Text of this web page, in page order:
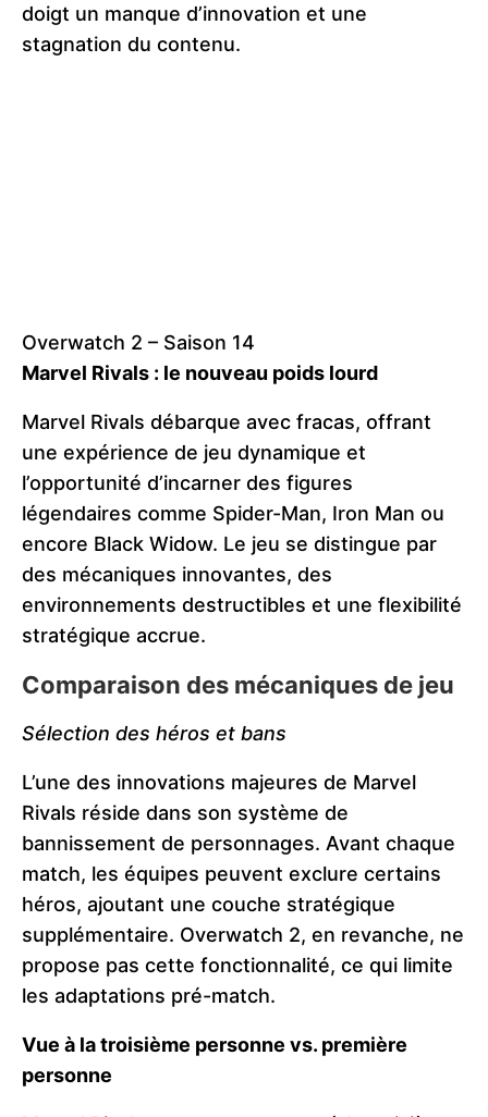
doigt un manque d’innovation et une
stagnation du contenu.
Overwatch 2 – Saison 14
Marvel Rivals : le nouveau poids lourd
Marvel Rivals débarque avec fracas, offrant
une expérience de jeu dynamique et
l’opportunité d’incarner des figures
légendaires comme Spider-Man, Iron Man ou
encore Black Widow. Le jeu se distingue par
des mécaniques innovantes, des
environnements destructibles et une flexibilité
stratégique accrue.
Comparaison des mécaniques de jeu
Sélection des héros et bans
L’une des innovations majeures de Marvel
Rivals réside dans son système de
bannissement de personnages. Avant chaque
match, les équipes peuvent exclure certains
héros, ajoutant une couche stratégique
supplémentaire. Overwatch 2, en revanche, ne
propose pas cette fonctionnalité, ce qui limite
les adaptations pré-match.
Vue à la troisième personne vs. première
personne